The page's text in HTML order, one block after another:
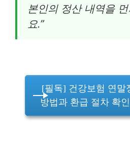
본인의 정산 내역을
요.”
[필독] 건강보험 연말
방법과 환급 절차 확